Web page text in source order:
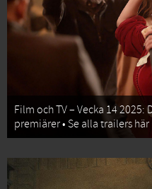
Film och TV – Vecka 14
premiärer • Se alla trailers här